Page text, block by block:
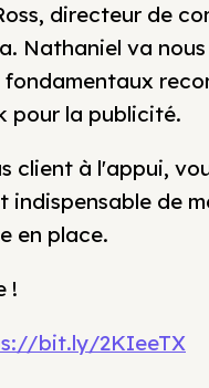
directeur de
Nathaniel va
pour la publicité.
client à l'appui,
indispensable de
en place.
!
bit.ly/2KIeeTX